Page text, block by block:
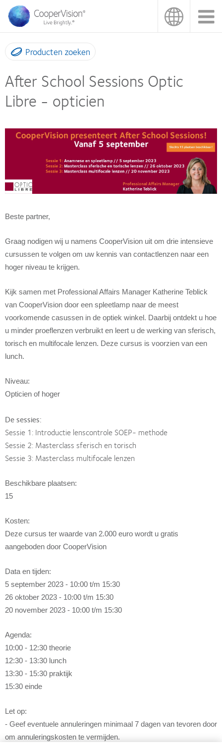
Overslaan
naar
de
inhoud
gaan
Producten zoeken
After School Sessions Optic
Libre - opticien
Beste partner,
Graag nodigen wij u namens CooperVision uit om drie intensieve
cursussen te volgen om uw kennis van contactlenzen naar een
hoger niveau te krijgen.
Kijk samen met Professional Affairs Manager Katherine Teblick
van CooperVision door een spleetlamp naar de meest
voorkomende casussen in de optiek winkel. Daarbij ontdekt u hoe
u minder proeflenzen verbruikt en leert u de werking van sferisch,
torisch en multifocale lenzen. Deze cursus is voorzien van een
lunch.
Niveau:
Opticien of hoger
De sessies:
Sessie 1: Introductie lenscontrole SOEP- methode
Sessie 2: Masterclass sferisch en torisch
Sessie 3: Masterclass multifocale lenzen
Beschikbare plaatsen:
15
Kosten:
Deze cursus ter waarde van 2.000 euro wordt u gratis
aangeboden door CooperVision
Data en tijden:
5 september 2023 - 10:00 t/m 15:30
26 oktober 2023 - 10:00 t/m 15:30
20 november 2023 - 10:00 t/m 15:30
Agenda:
10:00 - 12:30 theorie
12:30 - 13:30 lunch
13:30 - 15:30 praktijk
15:30 einde
Let op:
- Geef eventuele annuleringen minimaal 7 dagen van tevoren door
om annuleringskosten te vermijden.